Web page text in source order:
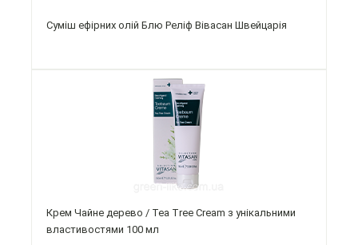
Суміш ефірних олій Блю Реліф Вівасан Швейцарія
Крем Чайне дерево / Tea Tree Cream з унікальними
властивостями 100 мл